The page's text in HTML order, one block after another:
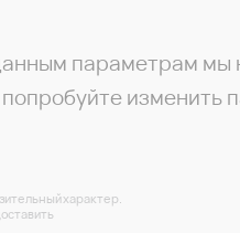
параметрам мы
попробуйте изменить
характер.